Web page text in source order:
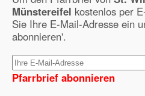
Münstereifel kostenlos per
Sie Ihre E-Mail-Adresse ein
abonnieren'.
Pfarrbrief abonnieren